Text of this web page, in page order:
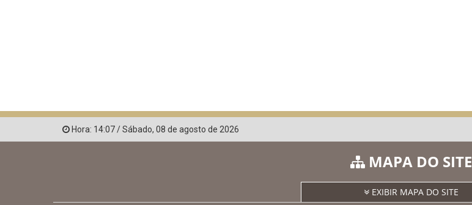
Hora: 14:07/Sábado, 08 de agosto de 2026
MAPA DO SITE
EXIBIR MAPA DO SITE